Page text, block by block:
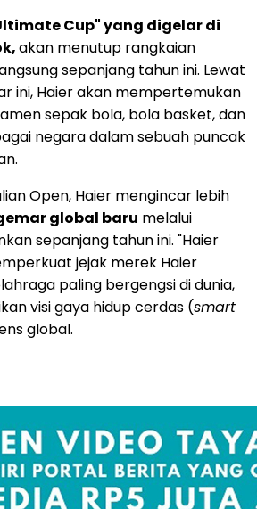
Cup" yang digelar di
akan menutup rangkaian
sepanjang tahun ini. Lewat
ini, Haier akan mempertemukan
sepak bola, bola basket, dan
negara dalam sebuah puncak
Open, Haier mengincar lebih
global baru melalui
sepanjang tahun ini. "Haier
jejak merek Haier
paling bergengsi di dunia,
visi gaya hidup cerdas (smart
global.